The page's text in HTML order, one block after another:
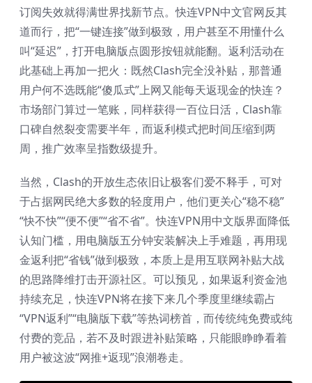
订阅失效就得满世界找新节点。快连VPN中文官网反其
道而行，把“一键连接”做到极致，用户甚至不用懂什么
叫“延迟”，打开电脑版点圆形按钮就能翻。返利活动在
此基础上再加一把火：既然Clash完全没补贴，那普通
用户何不选既能“傻瓜式”上网又能每天返现金的快连？
市场部门算过一笔账，同样获得一百位日活，Clash靠
口碑自然裂变需要半年，而返利模式把时间压缩到两
周，推广效率呈指数级提升。
当然，Clash的开放生态依旧让极客们爱不释手，可对
于占据网民绝大多数的轻度用户，他们更关心“稳不稳”
“快不快”“便不便”“省不省”。快连VPN用中文版界面降低
认知门槛，用电脑版五分钟安装解决上手难题，再用现
金返利把“省钱”做到极致，本质上是用互联网补贴大战
的思路降维打击开源社区。可以预见，如果返利资金池
持续充足，快连VPN将在接下来几个季度里继续霸占
“VPN返利”“电脑版下载”等热词榜首，而传统纯免费或纯
付费的竞品，若不及时跟进补贴策略，只能眼睁睁看着
用户被这波“网推+返现”浪潮卷走。